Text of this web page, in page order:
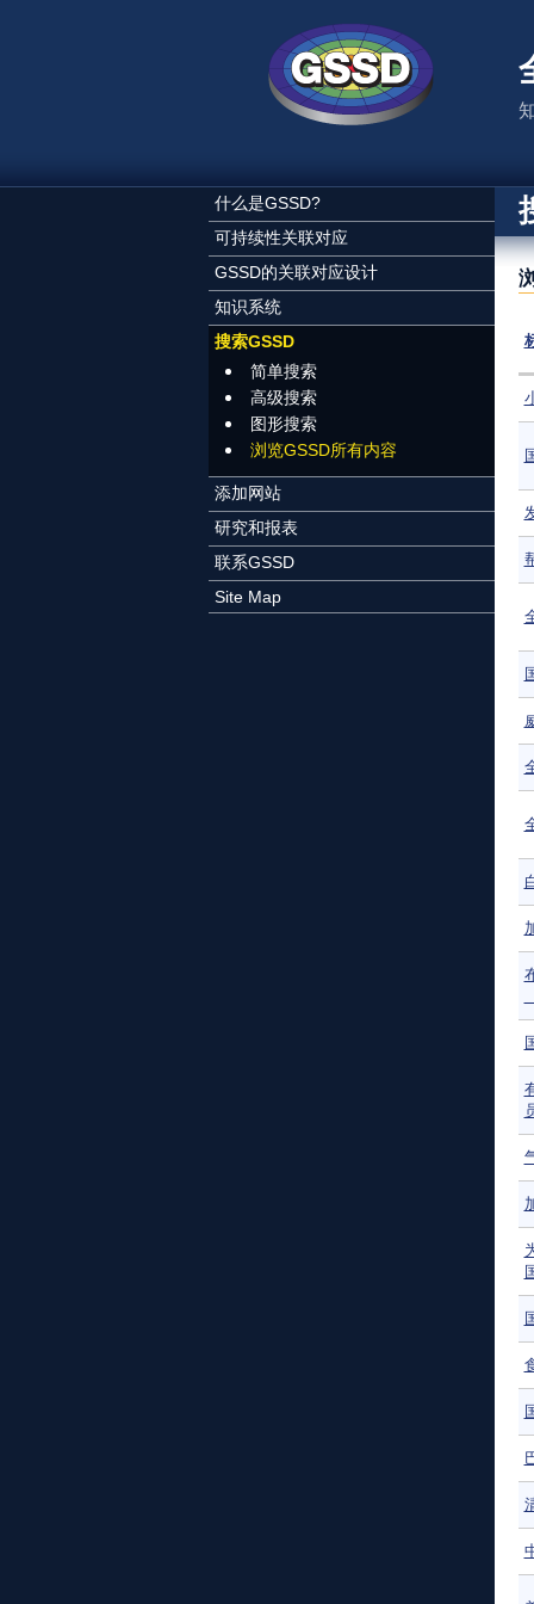
什么是GSSD?
可持续性关联对应
GSSD的关联对应设计
知识系统
搜索GSSD
简单搜索
高级搜索
图形搜索
浏览GSSD所有内容
添加网站
研究和报表
联系GSSD
Site Map